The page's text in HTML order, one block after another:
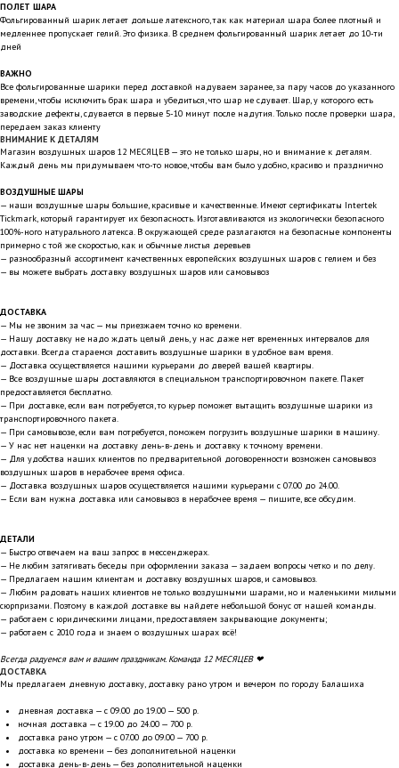
ПОЛЕТ ШАРА
Фольгированный шарик летает дольше латексного, так как материал шара более плотный и
медленнее пропускает гелий. Это физика. В среднем фольгированный шарик летает до 10-ти
дней
ВАЖНО
Все фольгированные шарики перед доставкой надуваем заранее, за пару часов до указанного
времени, чтобы исключить брак шара и убедиться, что шар не сдувает. Шар, у которого есть
заводские дефекты, сдувается в первые 5-10 минут после надутия. Только после проверки шара,
передаем заказ клиенту
ВНИМАНИЕ К ДЕТАЛЯМ
Магазин воздушных шаров 12 МЕСЯЦЕВ — это не только шары, но и внимание к деталям.
Каждый день мы придумываем что-то новое, чтобы вам было удобно, красиво и празднично
ВОЗДУШНЫЕ ШАРЫ
— наши воздушные шары большие, красивые и качественные. Имеют сертификаты Intertek
Tickmark, который гарантирует их безопасность. Изготавливаются из экологически безопасного
100%-ного натурального латекса. В окружающей среде разлагаются на безопасные компоненты
примерно с той же скоростью, как и обычные листья деревьев
— разнообразный ассортимент качественных европейских воздушных шаров с гелием и без
— вы можете выбрать доставку воздушных шаров или самовывоз
ДОСТАВКА
— Мы не звоним за час — мы приезжаем точно ко времени.
— Нашу доставку не надо ждать целый день, у нас даже нет временных интервалов для
доставки. Всегда стараемся доставить воздушные шарики в удобное вам время.
— Доставка осуществляется нашими курьерами до дверей вашей квартиры.
— Все воздушные шары доставляются в специальном транспортировочном пакете. Пакет
предоставляется бесплатно.
— При доставке, если вам потребуется, то курьер поможет вытащить воздушные шарики из
транспортировочного пакета.
— При самовывозе, если вам потребуется, поможем погрузить воздушные шарики в машину.
— У нас нет наценки на доставку день-в-день и доставку к точному времени.
— Для удобства наших клиентов по предварительной договоренности возможен самовывоз
воздушных шаров в нерабочее время офиса.
— Доставка воздушных шаров осуществляется нашими курьерами с 07.00 до 24.00.
— Если вам нужна доставка или самовывоз в нерабочее время — пишите, все обсудим.
ДЕТАЛИ
— Быстро отвечаем на ваш запрос в мессенджерах.
— Не любим затягивать беседы при оформлении заказа — задаем вопросы четко и по делу.
— Предлагаем нашим клиентам и доставку воздушных шаров, и самовывоз.
— Любим радовать наших клиентов не только воздушными шарами, но и маленькими милыми
сюрпризами. Поэтому в каждой доставке вы найдете небольшой бонус от нашей команды.
— работаем с юридическими лицами, предоставляем закрывающие документы;
— работаем с 2010 года и знаем о воздушных шарах всё!
Всегда радуемся вам и вашим праздникам. Команда 12 МЕСЯЦЕВ ❤
ДОСТАВКА
Мы предлагаем дневную доставку, доставку рано утром и вечером по городу Балашиха
дневная доставка — с 09.00 до 19.00 — 500 р.
ночная доставка — с 19.00 до 24.00 — 700 р.
доставка рано утром — с 07.00 до 09.00 — 700 р.
доставка ко времени — без дополнительной наценки
доставка день-в-день — без дополнительной наценки